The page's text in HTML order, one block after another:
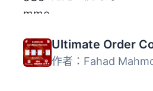
Ultimate Order